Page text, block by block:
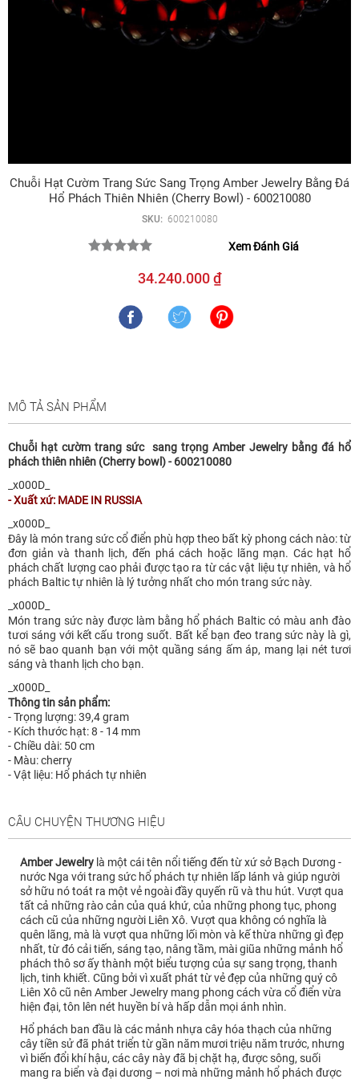
Chuỗi Hạt Cườm Trang Sức Sang Trọng Amber Jewelry Bằng Đá
Hổ Phách Thiên Nhiên (Cherry Bowl) - 600210080
SKU: 600210080
Xem Đánh Giá
34.240.000 ₫
MÔ TẢ SẢN PHẨM
Chuỗi hạt cườm trang sức sang trọng Amber Jewelry bằng đá hổ
phách thiên nhiên (Cherry bowl) - 600210080
_x000D_
- Xuất xứ: MADE IN RUSSIA
_x000D_
Đây là món trang sức cổ điển phù hợp theo bất kỳ phong cách nào: từ
đơn giản và thanh lịch, đến phá cách hoặc lãng mạn. Các hạt hổ
phách chất lượng cao phải được tạo ra từ các vật liệu tự nhiên, và hổ
phách Baltic tự nhiên là lý tưởng nhất cho món trang sức này.
_x000D_
Món trang sức này được làm bằng hổ phách Baltic có màu anh đào
tươi sáng với kết cấu trong suốt. Bất kể bạn đeo trang sức này là gì,
nó sẽ bao quanh bạn với một quầng sáng ấm áp, mang lại nét tươi
sáng và thanh lịch cho bạn.
_x000D_
Thông tin sản phẩm:
- Trọng lượng: 39,4 gram
- Kích thước hạt: 8 - 14 mm
- Chiều dài: 50 cm
- Màu: cherry
- Vật liệu: Hổ phách tự nhiên
CÂU CHUYỆN THƯƠNG HIỆU
Amber Jewelry là một cái tên nổi tiếng đến từ xứ sở Bạch Dương -
nước Nga với trang sức hổ phách tự nhiên lấp lánh và giúp người
sở hữu nó toát ra một vẻ ngoài đầy quyến rũ và thu hút. Vượt qua
tất cả những rào cản của quá khứ, của những phong tục, phong
cách cũ của những người Liên Xô. Vượt qua không có nghĩa là
quên lãng, mà là vượt qua những lối mòn và kế thừa những gì đẹp
nhất, từ đó cải tiến, sáng tạo, nâng tầm, mài giũa những mảnh hổ
phách thô sơ ấy thành một biểu tượng của sự sang trọng, thanh
lịch, tinh khiết. Cũng bởi vì xuất phát từ vẻ đẹp của những quý cô
Liên Xô cũ nên Amber Jewelry mang phong cách vừa cổ điển vừa
hiện đại, tôn lên nét huyền bí và hấp dẫn mọi ánh nhìn.
Hổ phách ban đầu là các mảnh nhựa cây hóa thạch của những
cây tiền sử đã phát triển từ gần năm mươi triệu năm trước, nhưng
vì biến đổi khí hậu, các cây này đã bị chặt hạ, được sông, suối
mang ra biển và đại dương – nơi mà những mảnh hổ phách được